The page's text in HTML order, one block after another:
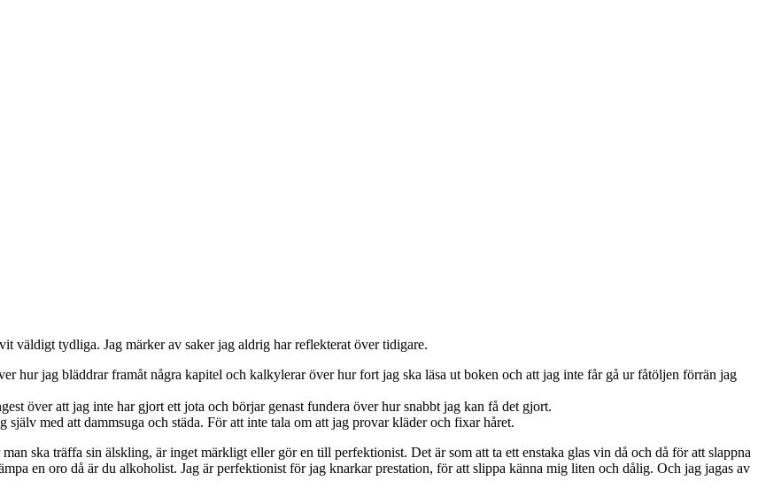
väldigt tydliga. Jag märker av saker jag aldrig har reflekterat över tidigare.
hur jag bläddrar framåt några kapitel och kalkylerar över hur fort jag ska läsa ut boken och att jag inte får gå ur fåtöljen förrän jag
över att jag inte har gjort ett jota och börjar genast fundera över hur snabbt jag kan få det gjort.
med att dammsuga och städa. För att inte tala om att jag provar kläder och fixar håret.
ska träffa sin älskling, är inget märkligt eller gör en till perfektionist. Det är som att ta ett enstaka glas vin då och då för att slappna
en oro då är du alkoholist. Jag är perfektionist för jag knarkar prestation, för att slippa känna mig liten och dålig. Och jag jagas av